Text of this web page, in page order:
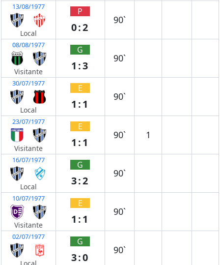
13/08/1977
Local
P
0:2
90`
08/08/1977
Visitante
G
1:3
90`
30/07/1977
Local
E
1:1
90`
23/07/1977
Visitante
E
1:1
90` 1
16/07/1977
Local
G
3:2
90`
10/07/1977
Visitante
E
1:1
90`
02/07/1977
Local
G
3:0
90`